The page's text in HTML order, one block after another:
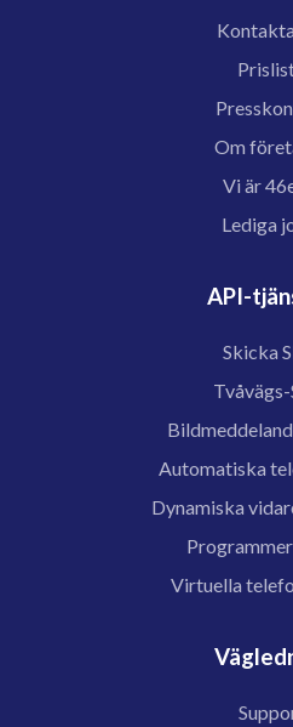
Om
Vi är
Lediga
API-
Skicka
Automatiska
Dynamiska
Virtuella